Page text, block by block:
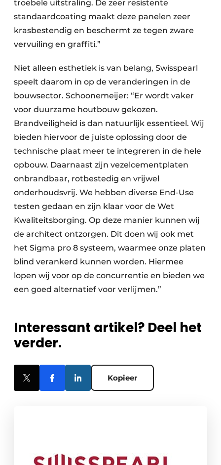
troebele uitstraling. De zeer resistente
standaardcoating maakt deze panelen zeer
krasbestendig en beschermt ze tegen zware
vervuiling en graffiti.”
Niet alleen esthetiek is van belang, Swisspearl
speelt daarom in op de veranderingen in de
bouwsector. Schoonemeijer: “Er wordt vaker
voor duurzame houtbouw gekozen.
Brandveiligheid is dan natuurlijk essentieel. Wij
bieden hiervoor de juiste oplossing door de
technische plaat meer te integreren in de hele
opbouw. Daarnaast zijn vezelcementplaten
onbrandbaar, rotbestedig en vrijwel
onderhoudsvrij. We hebben diverse End-Use
testen gedaan en zijn klaar voor de Wet
Kwaliteitsborging. Op deze manier kunnen wij
de architect ontzorgen. Dit doen wij ook met
het Sigma pro 8 systeem, waarmee onze platen
blind verankerd kunnen worden. Hiermee
lopen wij voor op de concurrentie en bieden we
een goed alternatief voor verlijmen.”
Interessant artikel? Deel het
verder.
Kopieer